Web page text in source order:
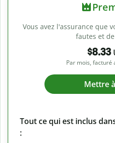
Vous avez l'assurance que
fautes et
$8.33
Par mois, facturé
Mettre
Tout ce qui est inclus
: